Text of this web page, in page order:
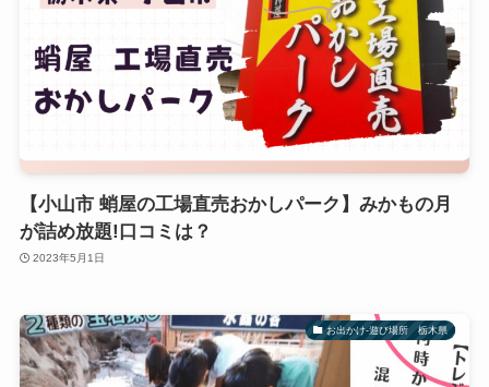
【小山市 蛸屋の工場直売おかしパーク】みかもの月
が詰め放題!口コミは？
2023年5月1日
お出かけ-遊び場所 栃木県